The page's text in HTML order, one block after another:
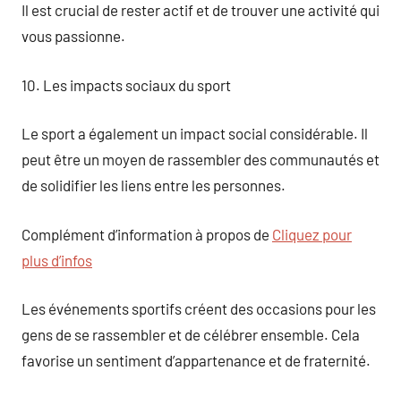
Il est crucial de rester actif et de trouver une activité qui
vous passionne.
10. Les impacts sociaux du sport
Le sport a également un impact social considérable. Il
peut être un moyen de rassembler des communautés et
de solidifier les liens entre les personnes.
Complément d’information à propos de Cliquez pour
plus d’infos
Les événements sportifs créent des occasions pour les
gens de se rassembler et de célébrer ensemble. Cela
favorise un sentiment d’appartenance et de fraternité.